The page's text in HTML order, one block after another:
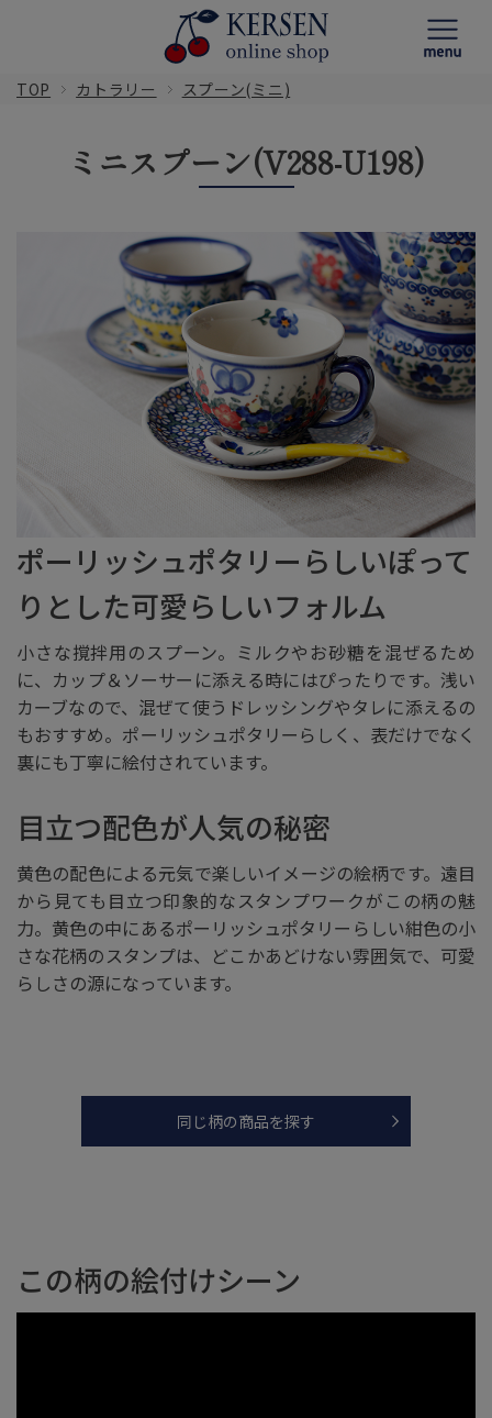
TOP カトラリー スプーン(ミニ)
ミニスプーン(V288-U198)
ポーリッシュポタリーらしいぽって
りとした可愛らしいフォルム
小さな撹拌用のスプーン。ミルクやお砂糖を混ぜるため
に、カップ＆ソーサーに添える時にはぴったりです。浅い
カーブなので、混ぜて使うドレッシングやタレに添えるの
もおすすめ。ポーリッシュポタリーらしく、表だけでなく
裏にも丁寧に絵付されています。
目立つ配色が人気の秘密
黄色の配色による元気で楽しいイメージの絵柄です。遠目
から見ても目立つ印象的なスタンプワークがこの柄の魅
力。黄色の中にあるポーリッシュポタリーらしい紺色の小
さな花柄のスタンプは、どこかあどけない雰囲気で、可愛
らしさの源になっています。
同じ柄の商品を探す
この柄の絵付けシーン